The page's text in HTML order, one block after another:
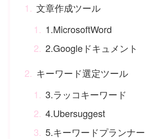
文章作成ツール
1.MicrosoftWord
2.Googleドキュメント
キーワード選定ツール
3.ラッコキーワード
4.Ubersuggest
5.キーワードプランナー